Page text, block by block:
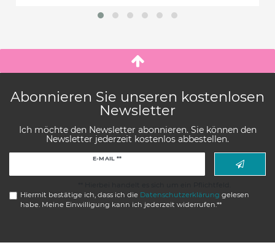
Abonnieren Sie unseren kostenlosen
Newsletter
Ich möchte den Newsletter abonnieren. Sie können den
Newsletter jederzeit kostenlos abbestellen.
E-MAIL **
Hiermit bestätige ich, dass ich die Daten­schutz­erklärung gelesen
habe. Meine Einwilligung kann ich jederzeit widerrufen.**